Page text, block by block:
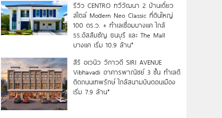
รีวิว CENTRO ทวีวัฒนา 2 บ้านเดี่ยว
สไตล์ Modern Neo Classic ที่ดินใหญ่
100 ตร.ว. + ทำเลเชื่อมบางแค ใกล้
รร.อัสสัมชัญ ธนบุรี และ The Mall
บางแค เริ่ม 10.9 ล้าน*
สิริ อเวนิว วิภาวดี SIRI AVENUE
Vibhavadi อาคารพาณิชย์ 3 ชั้น ทำเลดี
ติดถนนเทพรักษ์ ใกล้สนามบินดอนเมือง
เริ่ม 7.9 ล้าน*